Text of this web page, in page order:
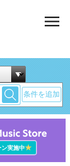
条件を追加
実施中★